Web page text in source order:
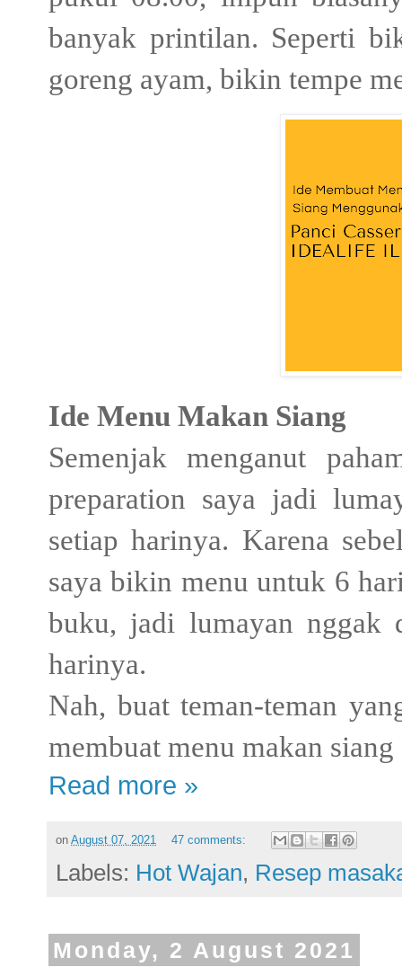
banyak printilan. Seperti
goreng ayam, bikin tempe
Ide Menu Makan Siang
Semenjak menganut
preparation saya jadi
setiap harinya. Karena
saya bikin menu untuk 6
buku, jadi lumayan nggak
harinya.
Nah, buat teman-teman
membuat menu makan
Read more »
on August 07, 2021 47 comments:
Labels: Hot Wajan, Resep
Monday, 2 August 2021